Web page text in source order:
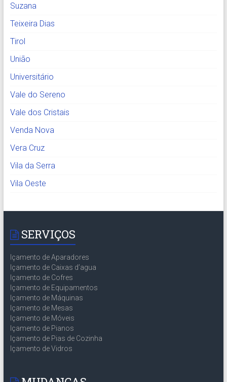
Suzana
Teixeira Dias
Tirol
União
Universitário
Vale do Sereno
Vale dos Cristais
Venda Nova
Vera Cruz
Vila da Serra
Vila Oeste
SERVIÇOS
Içamento de Aparadores
Içamento de Caixas d’agua
Içamento de Cofres
Içamento de Equipamentos
Içamento de Máquinas
Içamento de Mesas
Içamento de Móveis
Içamento de Pianos
Içamento de Pias de Cozinha
Içamento de Vidros